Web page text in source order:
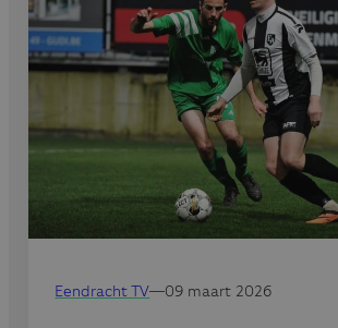
Eendracht TV—09 maart 2026